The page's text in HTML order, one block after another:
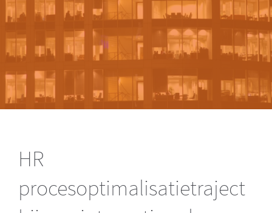
INSPIRATIE
OVER BRIGHT & COMPANY
NEDERLANDS
HR
procesoptimalisatietraject